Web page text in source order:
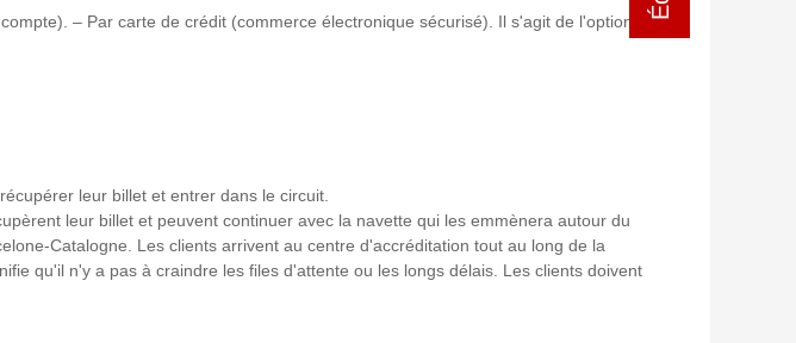
– Par carte de crédit (commerce électronique sécurisé). Il s'agit de l'option
leur billet et entrer dans le circuit.
leur billet et peuvent continuer avec la navette qui les emmènera autour du
Catalogne. Les clients arrivent au centre d'accréditation tout au long de la
qu'il n'y a pas à craindre les files d'attente ou les longs délais. Les clients doivent